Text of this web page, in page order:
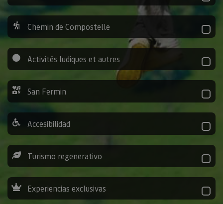
Chemin de Compostelle
Activités ludiques et autres
San Fermin
Accesibilidad
Turismo regenerativo
Experiencias exclusivas